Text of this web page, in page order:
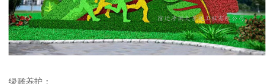
绿雕养护：